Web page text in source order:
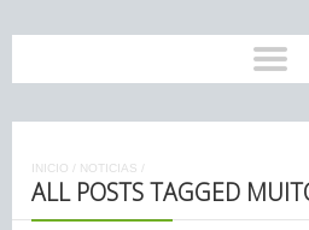
INICIO / NOTICIAS /
ALL POSTS TAGGED